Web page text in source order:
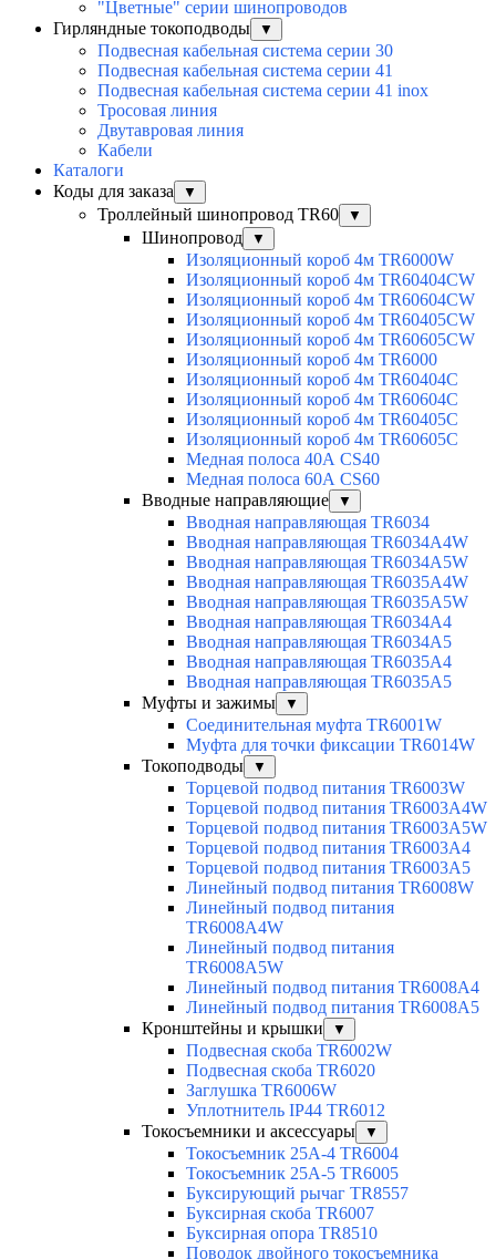
"Цветные" серии шинопроводов
Гирляндные токоподводы
▼
Подвесная кабельная система серии 30
Подвесная кабельная система серии 41
Подвесная кабельная система серии 41 inox
Тросовая линия
Двутавровая линия
Кабели
Каталоги
Коды для заказа
▼
Троллейный шинопровод TR60 ▼
Шинопровод ▼
Изоляционный короб 4м TR6000W
Изоляционный короб 4м TR60404CW
Изоляционный короб 4м TR60604CW
Изоляционный короб 4м TR60405CW
Изоляционный короб 4м TR60605CW
Изоляционный короб 4м TR6000
Изоляционный короб 4м TR60404C
Изоляционный короб 4м TR60604C
Изоляционный короб 4м TR60405C
Изоляционный короб 4м TR60605C
Медная полоса 40А CS40
Медная полоса 60А CS60
Вводные направляющие
▼
Вводная направляющая TR6034
Вводная направляющая TR6034A4W
Вводная направляющая TR6034A5W
Вводная направляющая TR6035A4W
Вводная направляющая TR6035A5W
Вводная направляющая TR6034A4
Вводная направляющая TR6034A5
Вводная направляющая TR6035A4
Вводная направляющая TR6035A5
Муфты и зажимы
▼
Соединительная муфта TR6001W
Муфта для точки фиксации TR6014W
Токоподводы
▼
Торцевой подвод питания TR6003W
Торцевой подвод питания TR6003A4W
Торцевой подвод питания TR6003A5W
Торцевой подвод питания TR6003A4
Торцевой подвод питания TR6003A5
Линейный подвод питания TR6008W
Линейный подвод питания
TR6008A4W
Линейный подвод питания
TR6008A5W
Линейный подвод питания TR6008A4
Линейный подвод питания TR6008A5
Кронштейны и крышки
▼
Подвесная скоба TR6002W
Подвесная скоба TR6020
Заглушка TR6006W
Уплотнитель IP44 TR6012
Токосъемники и аксессуары
▼
Токосъемник 25А-4 TR6004
Токосъемник 25А-5 TR6005
Буксирующий рычаг TR8557
Буксирная скоба TR6007
Буксирная опора TR8510
Поводок двойного токосъемника